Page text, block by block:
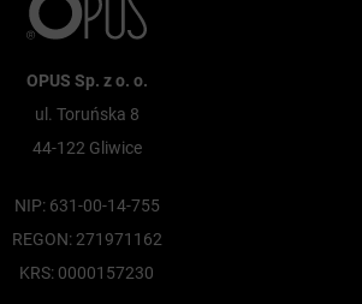
OPUS Sp. z o. o.
ul. Toruńska 8
44-122 Gliwice
NIP: 631-00-14-755
REGON: 271971162
KRS: 0000157230